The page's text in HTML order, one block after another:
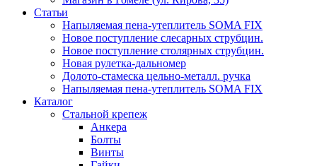
Статьи
Напыляемая пена-утеплитель SOMA FIX
Новое поступление слесарных струбцин.
Новое поступление столярных струбцин.
Новая рулетка-дальномер
Долото-стамеска цельно-металл. ручка
Напыляемая пена-утеплитель SOMA FIX
Каталог
Стальной крепеж
Анкера
Болты
Винты